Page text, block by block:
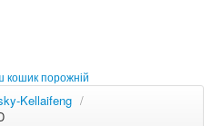
РОС
кошик порожній
Kellaifeng /